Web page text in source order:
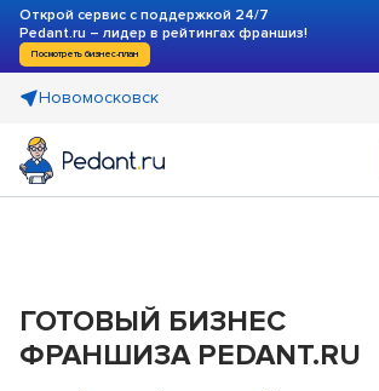
Открой сервис с поддержкой 24/7
Pedant.ru – лидер в рейтингах франшиз!
Посмотреть бизнес-план
Новомосковск
ГОТОВЫЙ БИЗНЕС
ФРАНШИЗА PEDANT.RU